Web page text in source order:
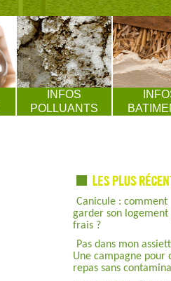
INFOS
POLLUANTS
Canicule : comment
garder son logement
frais ?
Pas dans mon
Une campagne pour
repas sans